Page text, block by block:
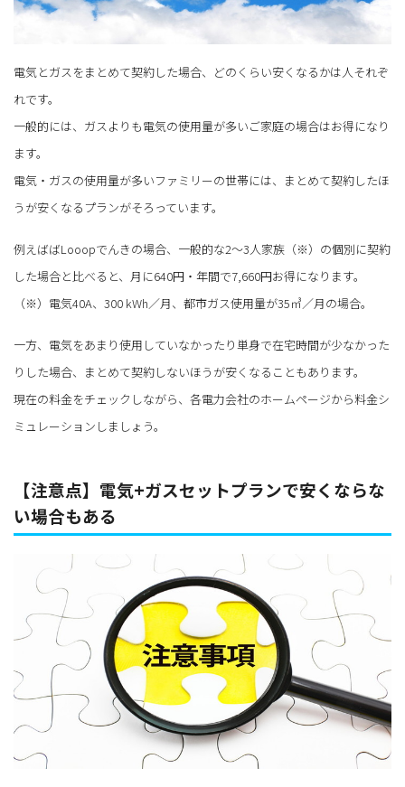
電気とガスをまとめて契約した場合、どのくらい安くなるかは人それぞ
れです。
一般的には、ガスよりも電気の使用量が多いご家庭の場合はお得になり
ます。
電気・ガスの使用量が多いファミリーの世帯には、まとめて契約したほ
うが安くなるプランがそろっています。
例えばばLooopでんきの場合、一般的な2～3人家族（※）の個別に契約
した場合と比べると、月に640円・年間で7,660円お得になります。
（※）電気40A、300 kWh／月、都市ガス使用量が35㎥／月の場合。
一方、電気をあまり使用していなかったり単身で在宅時間が少なかった
りした場合、まとめて契約しないほうが安くなることもあります。
現在の料金をチェックしながら、各電力会社のホームページから料金シ
ミュレーションしましょう。
【注意点】電気+ガスセットプランで安くならな
い場合もある